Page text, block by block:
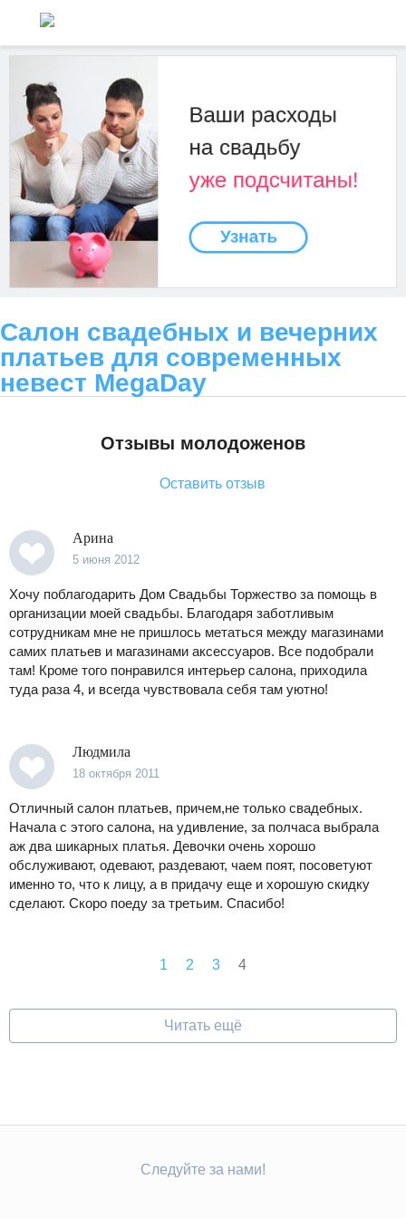
Салон свадебных и вечерних
платьев для современных
невест MegaDay
Отзывы молодоженов
Оставить отзыв
Арина
5 июня 2012
Хочу поблагодарить Дом Свадьбы Торжество за помощь в
организации моей свадьбы. Благодаря заботливым
сотрудникам мне не пришлось метаться между магазинами
самих платьев и магазинами аксессуаров. Все подобрали
там! Кроме того понравился интерьер салона, приходила
туда раза 4, и всегда чувствовала себя там уютно!
Людмила
18 октября 2011
Отличный салон платьев, причем,не только свадебных.
Начала с этого салона, на удивление, за полчаса выбрала
аж два шикарных платья. Девочки очень хорошо
обслуживают, одевают, раздевают, чаем поят, посоветуют
именно то, что к лицу, а в придачу еще и хорошую скидку
сделают. Скоро поеду за третьим. Спасибо!
1 2 3 4
Читать ещё
Следуйте за нами!